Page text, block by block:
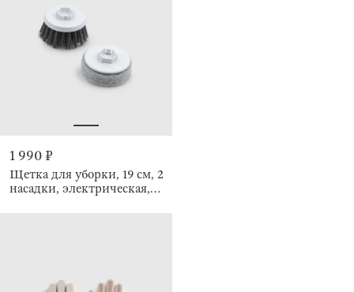
1 990 ₽
Щетка для уборки, 19 см, 2
насадки, электрическая,